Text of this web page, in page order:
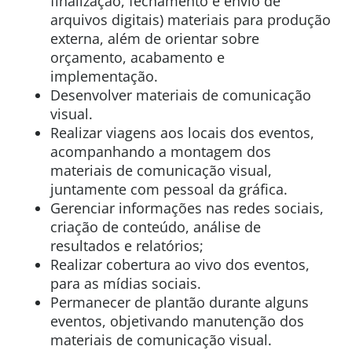
arquivos digitais) materiais para produção
externa, além de orientar sobre
orçamento, acabamento e
implementação.
Desenvolver materiais de comunicação
visual.
Realizar viagens aos locais dos eventos,
acompanhando a montagem dos
materiais de comunicação visual,
juntamente com pessoal da gráfica.
Gerenciar informações nas redes sociais,
criação de conteúdo, análise de
resultados e relatórios;
Realizar cobertura ao vivo dos eventos,
para as mídias sociais.
Permanecer de plantão durante alguns
eventos, objetivando manutenção dos
materiais de comunicação visual.